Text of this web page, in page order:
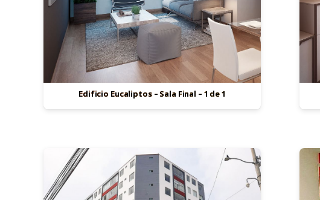
Edificio Eucaliptos – Sala Final – 1 de 1